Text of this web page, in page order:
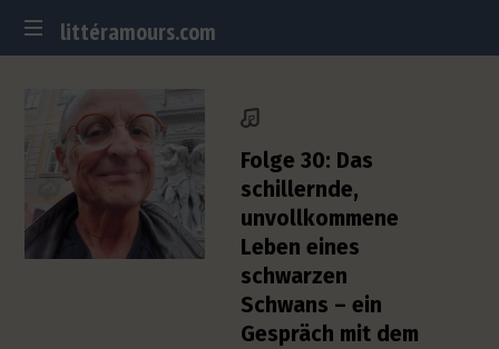
littéramours.com
littéramours.com
t
s
c
Folge 30: Das
schillernde,
unvollkommene
Leben eines
schwarzen
Schwans – ein
Gespräch mit dem